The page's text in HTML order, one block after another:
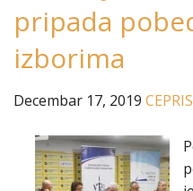
pripada
izborima
Decembar 17, 2019 CEPRIS